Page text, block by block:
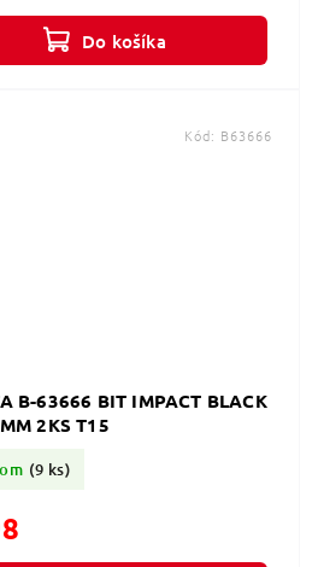
Do košíka
B-63666 BIT IMPACT BLACK
2KS T15
(9 ks)
Kód: B63666